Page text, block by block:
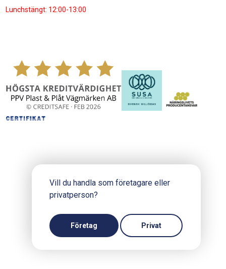
Lunchstängt: 12:00-13:00
Produktion och design: Webbpartner
Vill du handla som företagare eller
privatperson?
Företag Privat